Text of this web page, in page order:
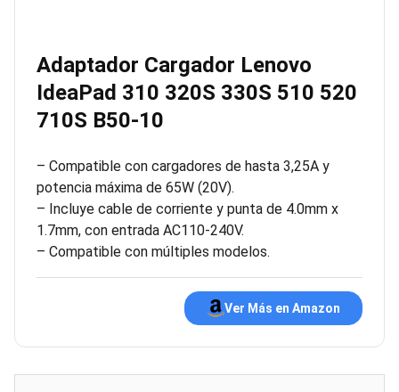
Adaptador Cargador Lenovo
IdeaPad 310 320S 330S 510 520
710S B50-10
– Compatible con cargadores de hasta 3,25A y
potencia máxima de 65W (20V).
– Incluye cable de corriente y punta de 4.0mm x
1.7mm, con entrada AC110-240V.
– Compatible con múltiples modelos.
Ver Más en Amazon